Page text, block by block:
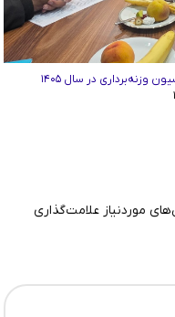
در سال ۱۴۰۵
موردنیاز علامت‌گذاری